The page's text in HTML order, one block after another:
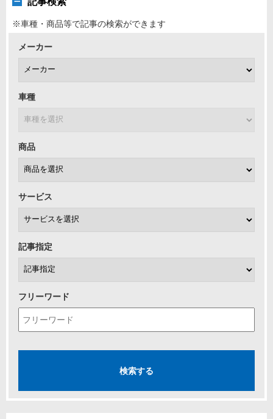
※車種・商品等で記事の検索ができます
メーカー
車種
商品
サービス
記事指定
フリーワード